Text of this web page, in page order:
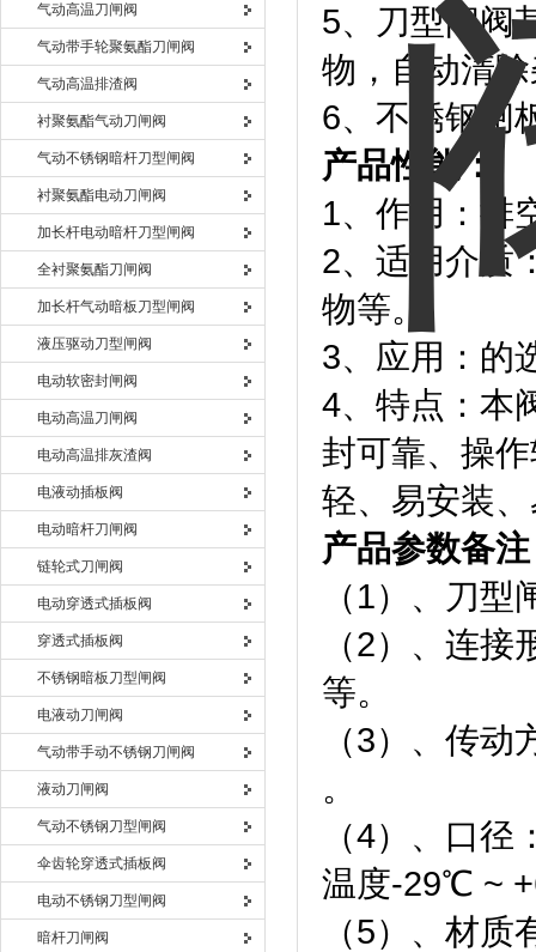
气动高温刀闸阀
气动带手轮聚氨酯刀闸阀
气动高温排渣阀
衬聚氨酯气动刀闸阀
气动不锈钢暗杆刀型闸阀
衬聚氨酯电动刀闸阀
加长杆电动暗杆刀型闸阀
全衬聚氨酯刀闸阀
加长杆气动暗板刀型闸阀
液压驱动刀型闸阀
电动软密封闸阀
电动高温刀闸阀
电动高温排灰渣阀
电液动插板阀
电动暗杆刀闸阀
链轮式刀闸阀
电动穿透式插板阀
穿透式插板阀
不锈钢暗板刀型闸阀
电液动刀闸阀
气动带手动不锈钢刀闸阀
液动刀闸阀
气动不锈钢刀型闸阀
伞齿轮穿透式插板阀
电动不锈钢刀型闸阀
暗杆刀闸阀
5、刀型闸阀
物，自动清
6、不锈钢闸
产品性能：
1、作用：排
2、适用介质
物等。
3、应用：的
4、特点：本
封可靠、操
轻、易安装
产品参数备
（1）、刀
（2）、连
等。
（3）、传
。
（4）、口
温度-29℃ ~
（5）、材